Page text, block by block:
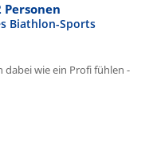
Biathlon-Sports
wie ein Profi fühlen -